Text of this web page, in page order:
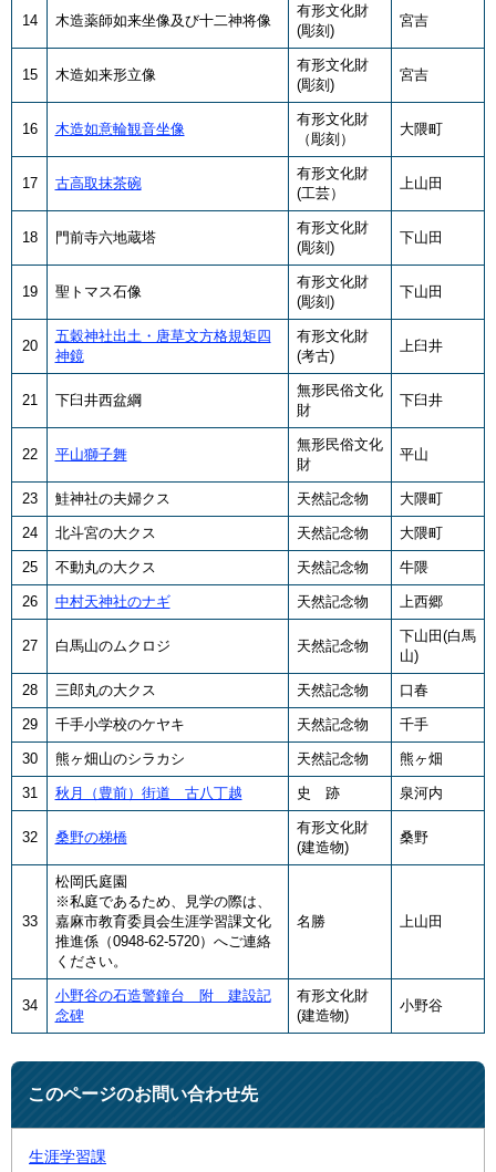
14 木造薬師如来坐像及び十二神将像
有形文化財
(彫刻)
宮吉
15 木造如来形立像
有形文化財
(彫刻)
宮吉
16 木造如意輪観音坐像
有形文化財
（彫刻）
大隈町
17 古高取抹茶碗
有形文化財
(工芸）
上山田
18 門前寺六地蔵塔
有形文化財
(彫刻)
下山田
19 聖トマス石像
有形文化財
(彫刻)
下山田
20
五穀神社出土・唐草文方格規矩四
神鏡
有形文化財
(考古)
上臼井
21 下臼井西盆綱
無形民俗文化
財
下臼井
22 平山獅子舞
無形民俗文化
財
平山
23 鮭神社の夫婦クス 天然記念物 大隈町
24 北斗宮の大クス 天然記念物 大隈町
25 不動丸の大クス 天然記念物 牛隈
26 中村天神社のナギ 天然記念物 上西郷
27 白馬山のムクロジ 天然記念物
下山田(白馬
山)
28 三郎丸の大クス 天然記念物 口春
29 千手小学校のケヤキ 天然記念物 千手
30 熊ヶ畑山のシラカシ 天然記念物 熊ヶ畑
31 秋月（豊前）街道 古八丁越 史 跡 泉河内
32 桑野の梯橋
有形文化財
(建造物)
桑野
33
松岡氏庭園
※私庭であるため、見学の際は、
嘉麻市教育委員会生涯学習課文化
推進係（0948-62-5720）へご連絡
ください。
名勝 上山田
34
小野谷の石造警鐘台 附 建設記
念碑
有形文化財
(建造物)
小野谷
このページのお問い合わせ先
生涯学習課